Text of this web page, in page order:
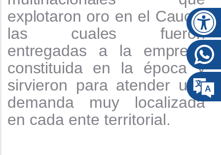
explotaron oro en el Cauca,
las
cuales
fueron
entregadas
a la
empresa
constituida en la época y
sirvieron para atender una
demanda muy localizada
en cada ente territorial.